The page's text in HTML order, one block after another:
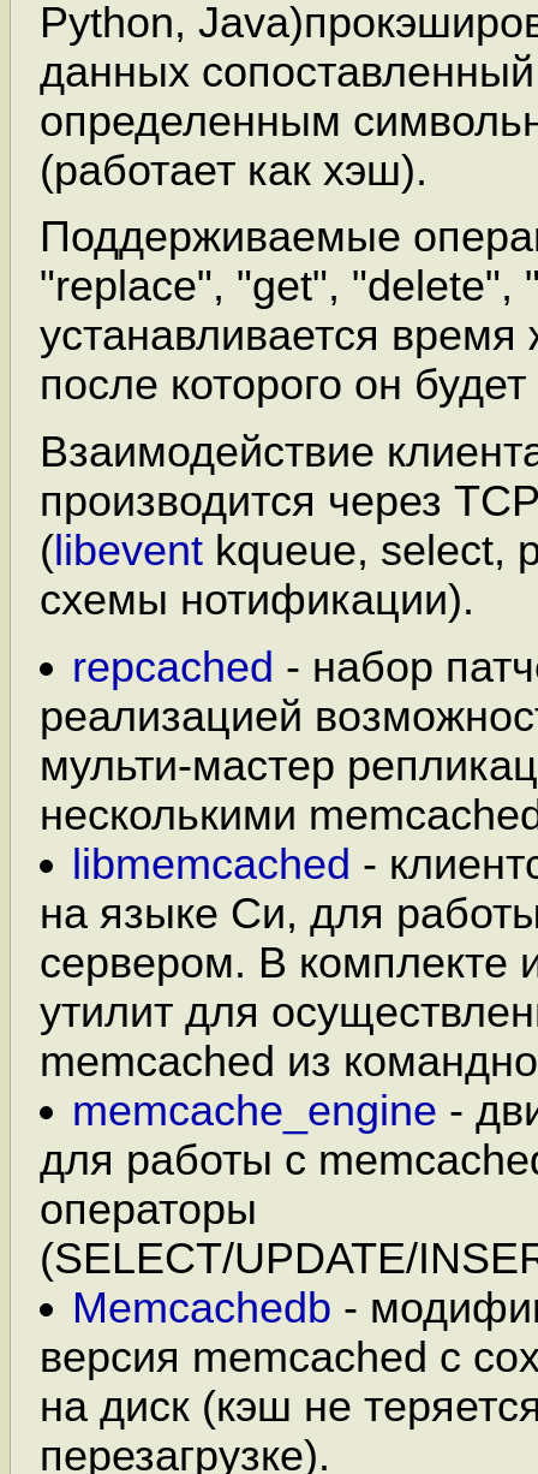
Python,
данных
определенным
(работает как хэш).
Поддерживаемые
"replace", "get", "delete",
устанавливается
после которого он
Взаимодействие
производится через
(libevent kqueue, select,
схемы нотификации).
repcached - набор
реализацией
мульти-мастер
несколькими
libmemcached -
на языке Си, для
сервером. В комплекте
утилит для
memcached из
memcache_engine -
для работы с
операторы
(SELECT/UPDATE/
Memcachedb -
версия memcached с
на диск (кэш не
перезагрузке).